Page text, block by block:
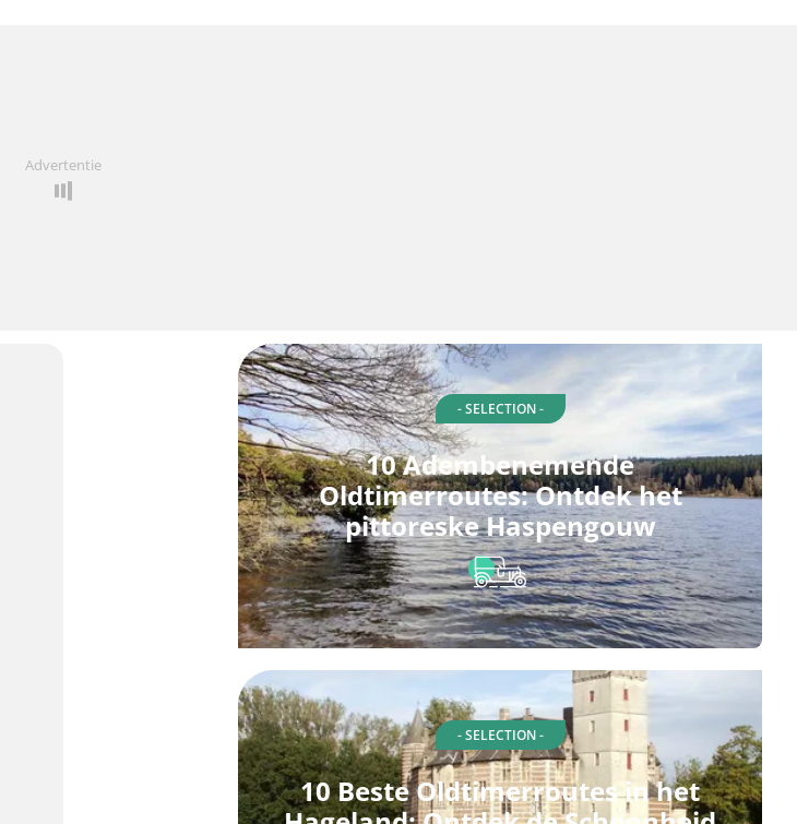
Advertentie
- SELECTION -
10 Adembenemende
Oldtimerroutes: Ontdek het
pittoreske Haspengouw
- SELECTION -
10 Beste Oldtimerroutes in het